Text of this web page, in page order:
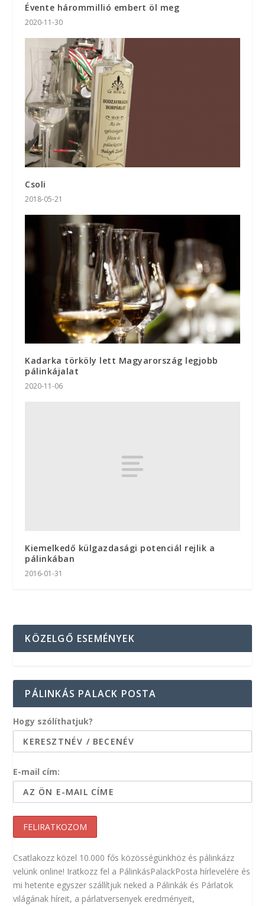
Évente hárommillió embert öl meg
2020-11-30
Csoli
2018-05-21
Kadarka törköly lett Magyarország legjobb
pálinkájalat
2020-11-06
Kiemelkedő külgazdasági potenciál rejlik a
pálinkában
2016-01-31
KÖZELGŐ ESEMÉNYEK
PÁLINKÁS PALACK POSTA
Hogy szólíthatjuk?
E-mail cím:
Csatlakozz közel 10.000 fős közösségünkhöz és pálinkázz
velünk online! Iratkozz fel a PálinkásPalackPosta hírlevelére és
mi hetente egyszer szállítjuk neked a Pálinkák és Párlatok
világának híreit, a párlatversenyek eredményeit,